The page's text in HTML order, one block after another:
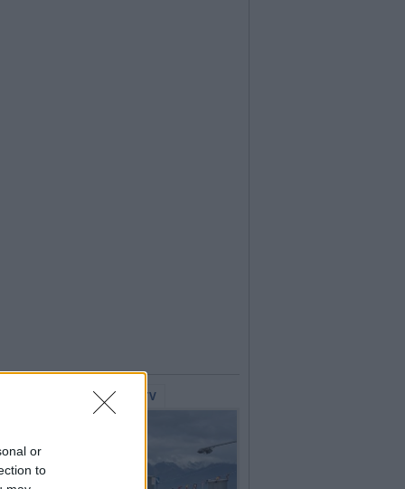
or
to
Fotografiche WebTV